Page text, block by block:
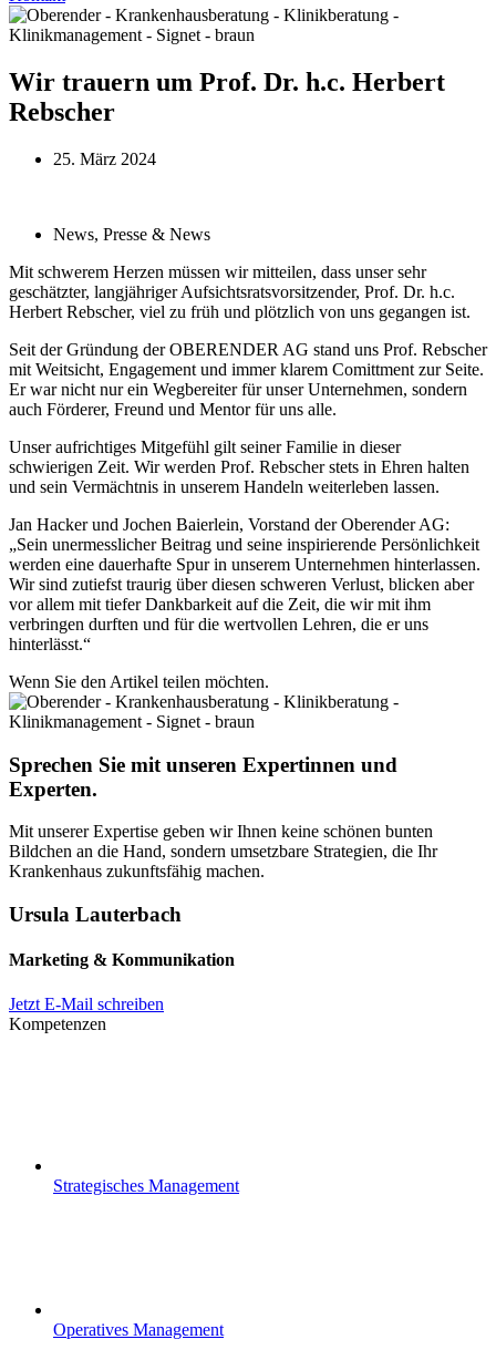
Wir trauern um Prof. Dr. h.c. Herbert
Rebscher
25. März 2024
News, Presse & News
Mit schwerem Herzen müssen wir mitteilen, dass unser sehr
geschätzter, langjähriger Aufsichtsratsvorsitzender, Prof. Dr. h.c.
Herbert Rebscher, viel zu früh und plötzlich von uns gegangen ist.
Seit der Gründung der OBERENDER AG stand uns Prof. Rebscher
mit Weitsicht, Engagement und immer klarem Comittment zur Seite.
Er war nicht nur ein Wegbereiter für unser Unternehmen, sondern
auch Förderer, Freund und Mentor für uns alle.
Unser aufrichtiges Mitgefühl gilt seiner Familie in dieser
schwierigen Zeit. Wir werden Prof. Rebscher stets in Ehren halten
und sein Vermächtnis in unserem Handeln weiterleben lassen.
Jan Hacker und Jochen Baierlein, Vorstand der Oberender AG:
„Sein unermesslicher Beitrag und seine inspirierende Persönlichkeit
werden eine dauerhafte Spur in unserem Unternehmen hinterlassen.
Wir sind zutiefst traurig über diesen schweren Verlust, blicken aber
vor allem mit tiefer Dankbarkeit auf die Zeit, die wir mit ihm
verbringen durften und für die wertvollen Lehren, die er uns
hinterlässt.“
Wenn Sie den Artikel teilen möchten.
Sprechen Sie mit unseren Expertinnen und
Experten.
Mit unserer Expertise geben wir Ihnen keine schönen bunten
Bildchen an die Hand, sondern umsetzbare Strategien, die Ihr
Krankenhaus zukunftsfähig machen.
Ursula Lauterbach
Marketing & Kommunikation
Jetzt E-Mail schreiben
Kompetenzen
Strategisches Management
Operatives Management